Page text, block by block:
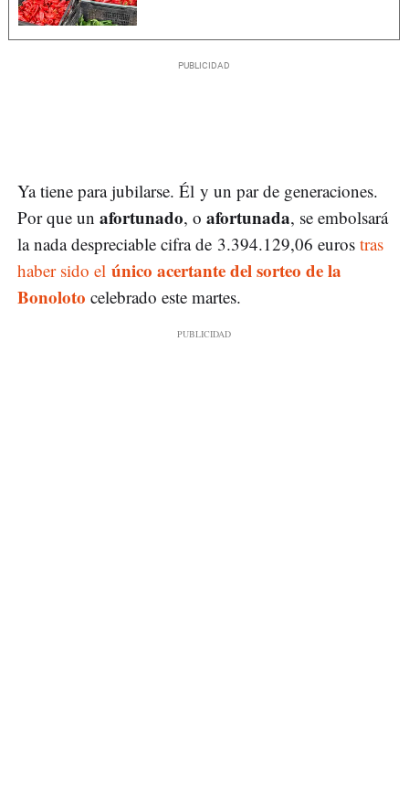
Ya tiene para jubilarse. Él y un par de generaciones.
Por que un afortunado, o afortunada, se embolsará
la nada despreciable cifra de 3.394.129,06 euros tras
haber sido el único acertante del sorteo de la
Bonoloto celebrado este martes.